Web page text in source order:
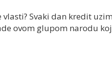
Svaki dan kredit
ovom glupom narodu